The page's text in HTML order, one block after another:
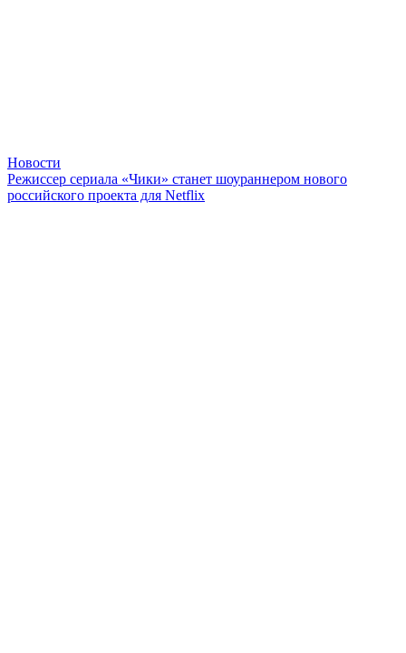
Новости
Режиссер сериала «Чики» станет шоураннером нового
российского проекта для Netflix